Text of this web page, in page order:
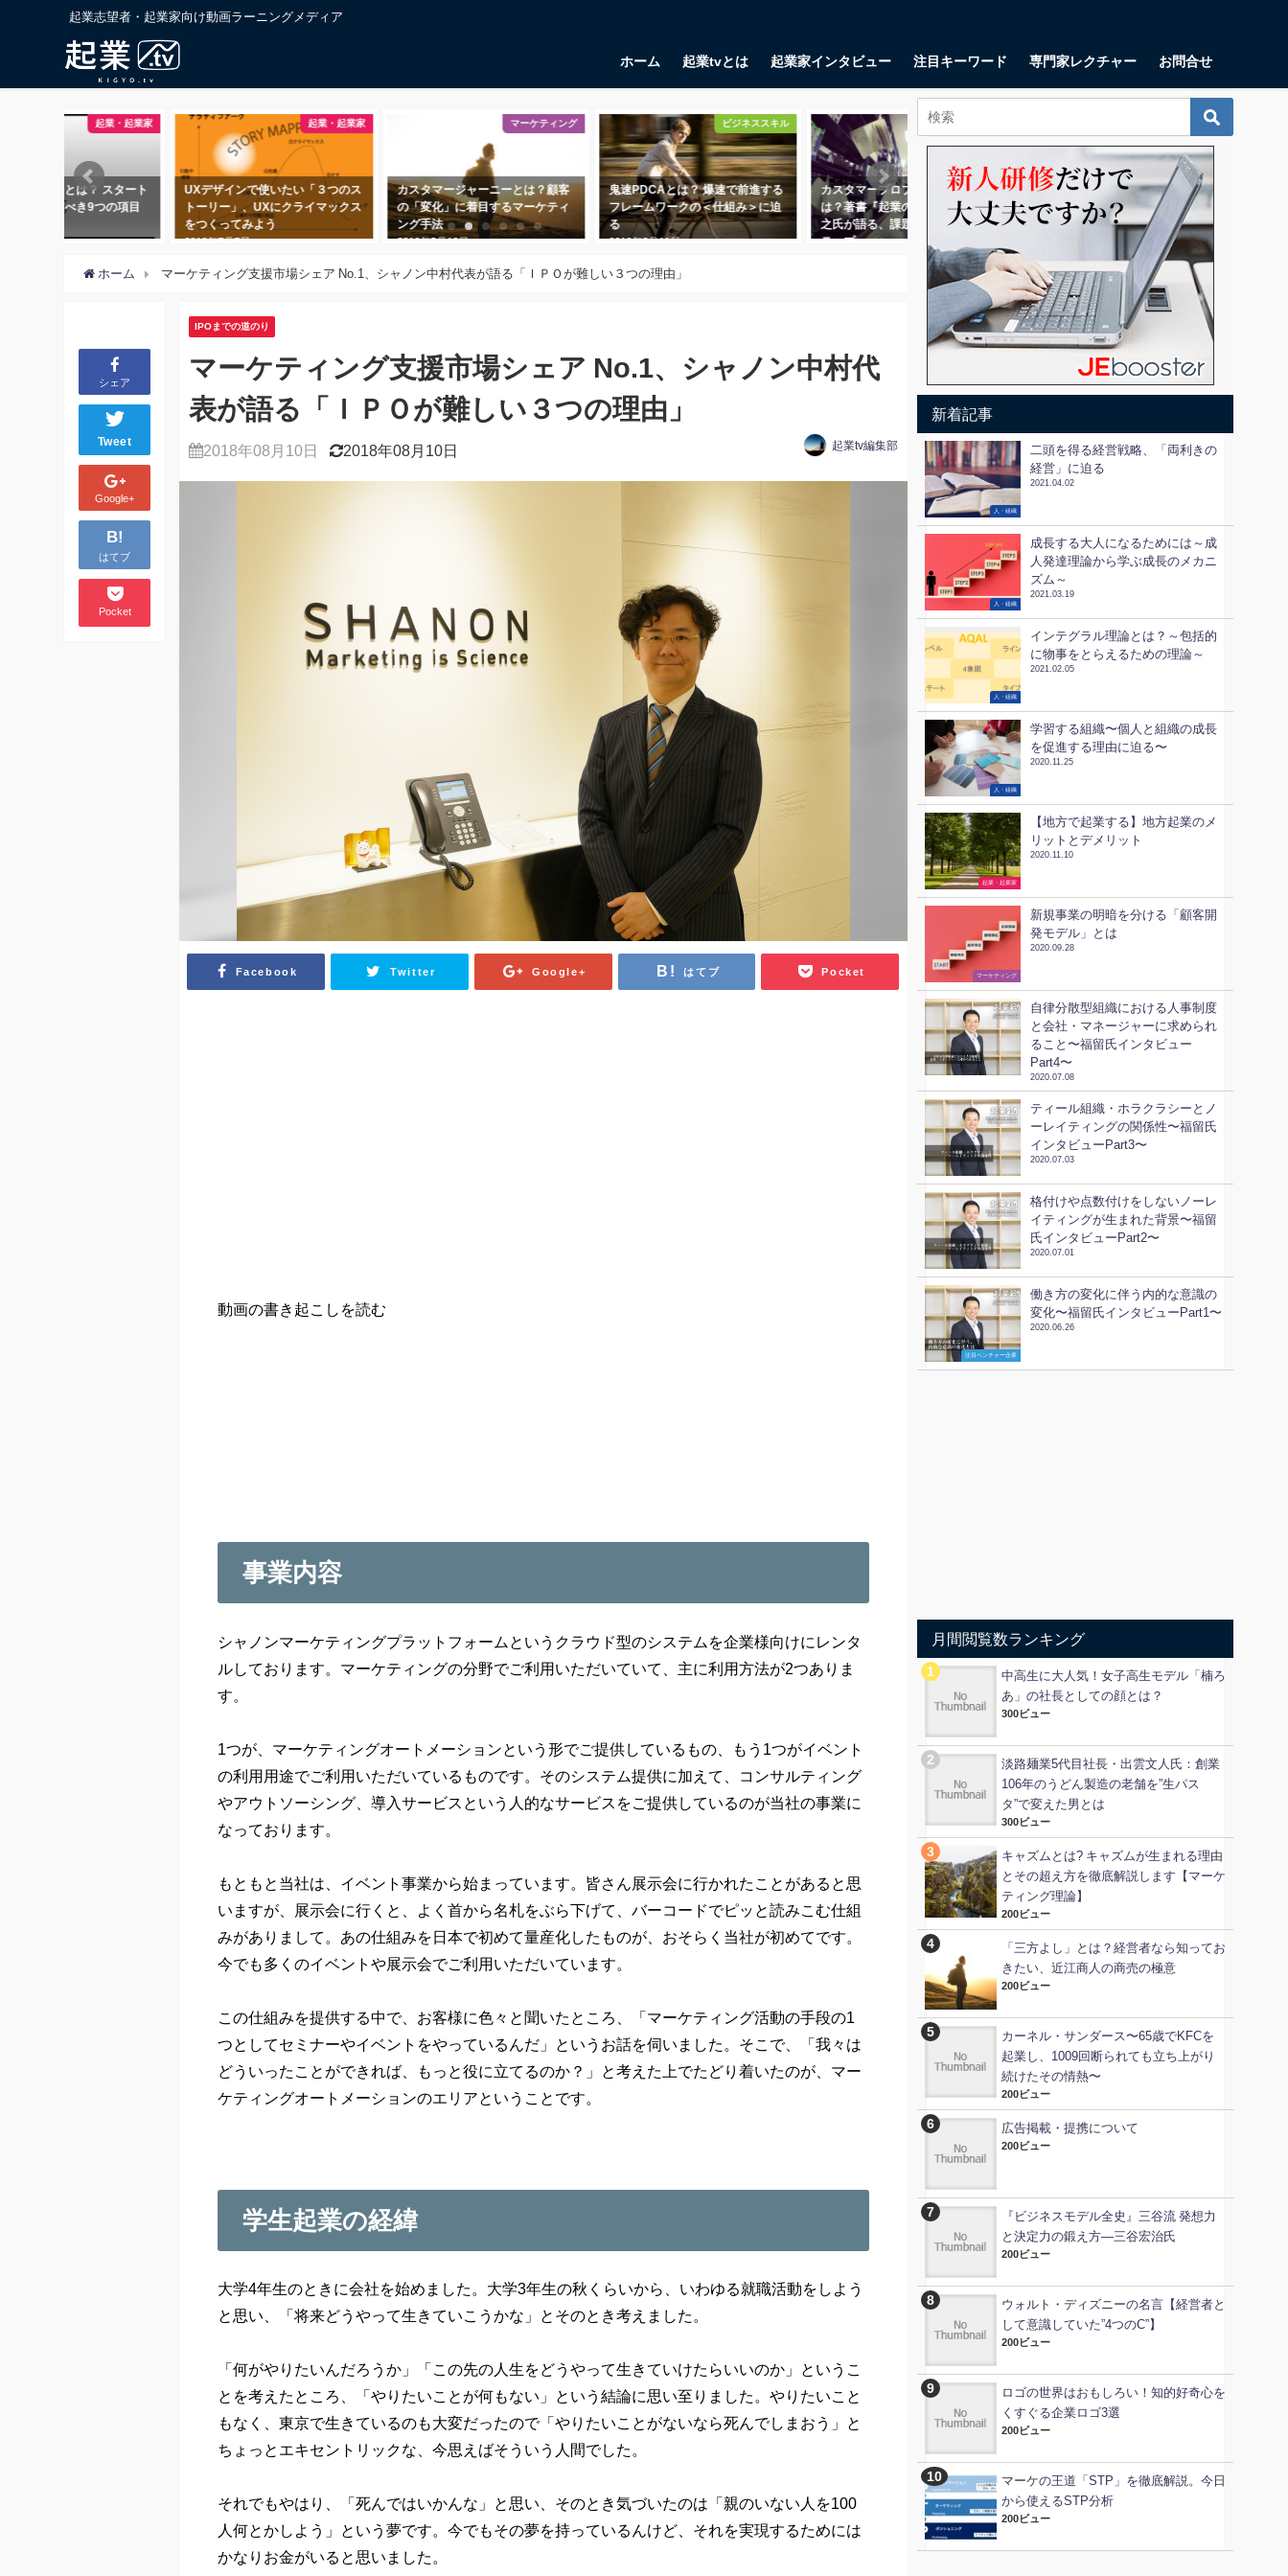
起業志望者・起業家向け動画ラーニングメディア
ホーム 起業tvとは 起業家インタビュー 注目キーワード 専門家レクチャー お問合せ
UXデザインで使いたい「３つのス
トーリー」、UXにクライマックス
2018年7月7日
マーケティング
カスタマージャーニーとは？顧客
の「変化」に着目するマーケティ
ング手法
2018年5月18日
ビジネススキル
鬼速PDCAとは？ 爆速で前進する
フレームワークの＜仕組み＞に迫
る
2018年8月11日
マーケティング
カスタマープロブレムフィットと
は？著書『起業の科学』で田所雅
之氏が語る、課題に寄り添う３ス
テップ
ユニットエコノミクスとは？ 顧客
当たりの利益の測定に一体何の意
味があるのか？
2018年10月11日
マーケティング
ペルソナとは？事業開発の上で重
要なビジネス用語の意味を理解し
よう
2017年3月7日
ホーム マーケティング支援市場シェア No.1、シャノン中村代表が語る「ＩＰＯが難しい３つの理由」
シェア
Tweet
Google+
B!
はてブ
Pocket
IPOまでの道のり
マーケティング支援市場シェア No.1、シャノン中村代
表が語る「ＩＰＯが難しい３つの理由」
2018年08月10日 2018年08月10日 起業tv編集部
Facebook Twitter Google+ はてブ Pocket
動画の書き起こしを読む
事業内容
シャノンマーケティングプラットフォームというクラウド型のシステムを企業様向けにレンタ
ルしております。マーケティングの分野でご利用いただいていて、主に利用方法が2つありま
す。
1つが、マーケティングオートメーションという形でご提供しているもの、もう1つがイベント
の利用用途でご利用いただいているものです。そのシステム提供に加えて、コンサルティング
やアウトソーシング、導入サービスという人的なサービスをご提供しているのが当社の事業に
なっております。
もともと当社は、イベント事業から始まっています。皆さん展示会に行かれたことがあると思
いますが、展示会に行くと、よく首から名札をぶら下げて、バーコードでピッと読みこむ仕組
みがありまして。あの仕組みを日本で初めて量産化したものが、おそらく当社が初めてです。
今でも多くのイベントや展示会でご利用いただいています。
この仕組みを提供する中で、お客様に色々と聞いたところ、「マーケティング活動の手段の1
つとしてセミナーやイベントをやっているんだ」というお話を伺いました。そこで、「我々は
どういったことができれば、もっと役に立てるのか？」と考えた上でたどり着いたのが、マー
ケティングオートメーションのエリアということです。
学生起業の経緯
大学4年生のときに会社を始めました。大学3年生の秋くらいから、いわゆる就職活動をしよう
と思い、「将来どうやって生きていこうかな」とそのとき考えました。
「何がやりたいんだろうか」「この先の人生をどうやって生きていけたらいいのか」というこ
とを考えたところ、「やりたいことが何もない」という結論に思い至りました。やりたいこと
もなく、東京で生きているのも大変だったので「やりたいことがないなら死んでしまおう」と
ちょっとエキセントリックな、今思えばそういう人間でした。
それでもやはり、「死んではいかんな」と思い、そのとき気づいたのは「親のいない人を100
人何とかしよう」という夢です。今でもその夢を持っているんけど、それを実現するためには
かなりお金がいると思いました。
新着記事
人・組織
二頭を得る経営戦略、「両利きの
経営」に迫る
2021.04.02
人・組織
成長する大人になるためには～成
人発達理論から学ぶ成長のメカニ
ズム～
2021.03.19
人・組織
インテグラル理論とは？～包括的
に物事をとらえるための理論～
2021.02.05
人・組織
学習する組織〜個人と組織の成長
を促進する理由に迫る〜
2020.11.25
起業・起業家
【地方で起業する】地方起業のメ
リットとデメリット
2020.11.10
ビジネススキル
マーケティング
新規事業の明暗を分ける「顧客開
発モデル」とは
2020.09.28
自律分散型組織における人事制度
と会社・マネージャーに求められ
ること〜福留氏インタビュー
Part4〜
2020.07.08
ティール組織・ホラクラシーとノ
ーレイティングの関係性〜福留氏
インタビューPart3〜
2020.07.03
格付けや点数付けをしないノーレ
イティングが生まれた背景〜福留
氏インタビューPart2〜
2020.07.01
注目ベンチャー企業
働き方の変化に伴う内的な意識の
変化〜福留氏インタビューPart1〜
2020.06.26
月間閲覧数ランキング
中高生に大人気！女子高生モデル「楠ろ
あ」の社長としての顔とは？
300ビュー
淡路麺業5代目社長・出雲文人氏：創業
106年のうどん製造の老舗を”生パス
タ”で変えた男とは
300ビュー
キャズムとは? キャズムが生まれる理由
とその超え方を徹底解説します【マーケ
ティング理論】
200ビュー
「三方よし」とは？経営者なら知ってお
きたい、近江商人の商売の極意
200ビュー
カーネル・サンダース〜65歳でKFCを
起業し、1009回断られても立ち上がり
続けたその情熱〜
200ビュー
広告掲載・提携について
200ビュー
『ビジネスモデル全史』三谷流 発想力
と決定力の鍛え方―三谷宏治氏
200ビュー
ウォルト・ディズニーの名言【経営者と
して意識していた”4つのC”】
200ビュー
ロゴの世界はおもしろい！知的好奇心を
くすぐる企業ロゴ3選
200ビュー
マーケの王道「STP」を徹底解説。今日
から使えるSTP分析
200ビュー